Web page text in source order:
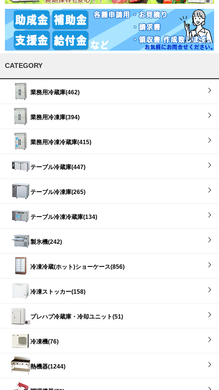
CATEGORY
業務用冷蔵庫(462)
業務用冷凍庫(394)
業務用冷凍冷蔵庫(415)
テーブル冷蔵庫(447)
テーブル冷凍庫(265)
テーブル冷凍冷蔵庫(134)
製氷機(242)
冷凍冷蔵(ホット)ショーケース(856)
冷凍ストッカー(158)
プレハブ冷蔵庫・冷却ユニット(51)
冷凍機(76)
熱機器(1244)